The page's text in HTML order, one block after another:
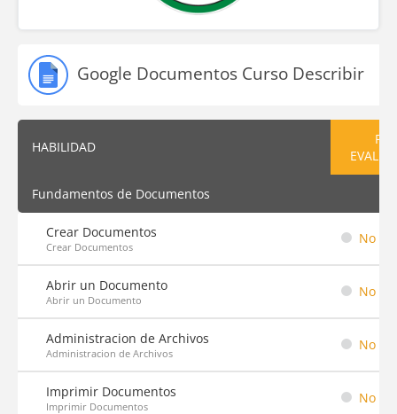
Google Documentos Curso Describir
HABILIDAD
Fundamentos de Documentos
Crear Documentos
Crear Documentos
No
Abrir un Documento
Abrir un Documento
No
Administracion de Archivos
Administracion de Archivos
No
Imprimir Documentos
Imprimir Documentos
No